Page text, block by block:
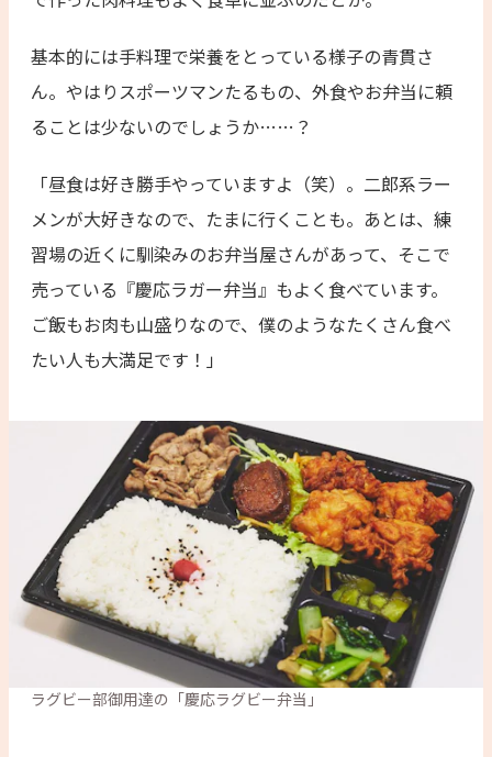
基本的には手料理で栄養をとっている様子の青貫さ
ん。やはりスポーツマンたるもの、外食やお弁当に頼
ることは少ないのでしょうか……？
「昼食は好き勝手やっていますよ（笑）。二郎系ラー
メンが大好きなので、たまに行くことも。あとは、練
習場の近くに馴染みのお弁当屋さんがあって、そこで
売っている『慶応ラガー弁当』もよく食べています。
ご飯もお肉も山盛りなので、僕のようなたくさん食べ
たい人も大満足です！」
ラグビー部御用達の「慶応ラグビー弁当」